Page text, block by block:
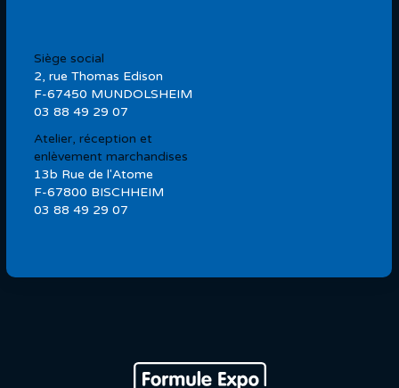
Siège social
2, rue Thomas Edison
F-67450 MUNDOLSHEIM
03 88 49 29 07
Atelier, réception et
enlèvement marchandises
13b Rue de l'Atome
F-67800 BISCHHEIM
03 88 49 29 07